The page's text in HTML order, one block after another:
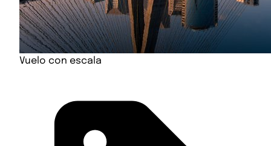
Vuelo con escala